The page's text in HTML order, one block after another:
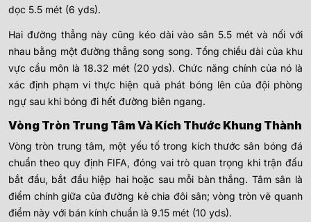
dọc 5.5 mét (6 yds).
Hai đường thẳng này cũng kéo dài vào sân 5.5 mét và nối với
nhau bằng một đường thẳng song song. Tổng chiều dài của khu
vực cầu môn là 18.32 mét (20 yds). Chức năng chính của nó là
xác định phạm vi thực hiện quả phát bóng lên của đội phòng
ngự sau khi bóng đi hết đường biên ngang.
Vòng Tròn Trung Tâm Và Kích Thước Khung Thành
Vòng tròn trung tâm, một yếu tố trong kích thước sân bóng đá
chuẩn theo quy định FIFA, đóng vai trò quan trọng khi trận đấu
bắt đầu, bắt đầu hiệp hai hoặc sau mỗi bàn thắng. Tâm sân là
điểm chính giữa của đường kẻ chia đôi sân; vòng tròn vẽ quanh
điểm này với bán kính chuẩn là 9.15 mét (10 yds).